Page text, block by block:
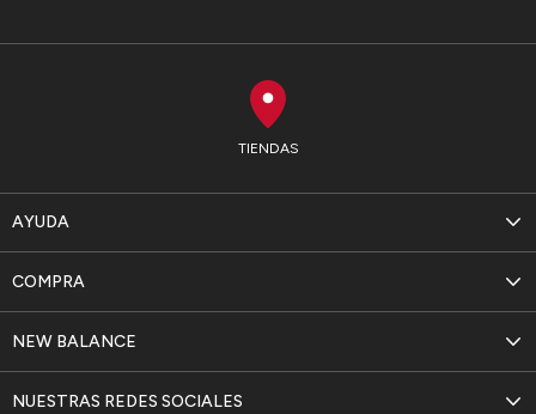
TIENDAS
AYUDA
NEW BALANCE
COMPRA
NUESTRAS REDES SOCIALES